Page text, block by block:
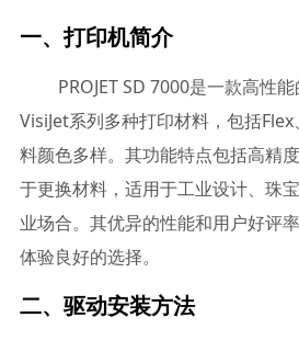
一、打印机简介
PROJET SD 7000是一款高性
VisiJet系列多种打印材料，包括
料颜色多样。其功能特点包括高精
于更换材料，适用于工业设计、珠
业场合。其优异的性能和用户好评
体验良好的选择。
二、驱动安装方法